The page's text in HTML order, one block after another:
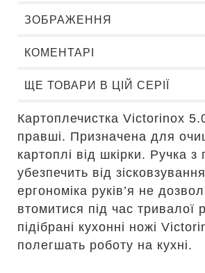
ЗОБРАЖЕННЯ
КОМЕНТАРІ
ЩЕ ТОВАРИ В ЦІЙ СЕРІЇ
Картоплечистка Victorinox
правші. Призначена для
картоплі від шкірки. Ручка з
убезпечить від
ергономіка руків’я не
втомитися під час тривалої
підібрані кухонні ножі
полегшать роботу на кухні.